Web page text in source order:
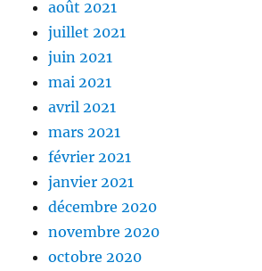
août 2021
juillet 2021
juin 2021
mai 2021
avril 2021
mars 2021
février 2021
janvier 2021
décembre 2020
novembre 2020
octobre 2020